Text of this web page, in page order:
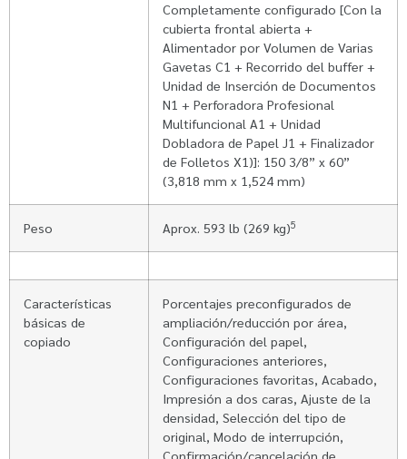
Completamente configurado [Con la
cubierta frontal abierta +
Alimentador por Volumen de Varias
Gavetas C1 + Recorrido del buffer +
Unidad de Inserción de Documentos
N1 + Perforadora Profesional
Multifuncional A1 + Unidad
Dobladora de Papel J1 + Finalizador
de Folletos X1)]: 150 3/8” x 60”
(3,818 mm x 1,524 mm)
Peso Aprox. 593 lb (269 kg)5
Características
básicas de
copiado
Porcentajes preconfigurados de
ampliación/reducción por área,
Configuración del papel,
Configuraciones anteriores,
Configuraciones favoritas, Acabado,
Impresión a dos caras, Ajuste de la
densidad, Selección del tipo de
original, Modo de interrupción,
Confirmación/cancelación de